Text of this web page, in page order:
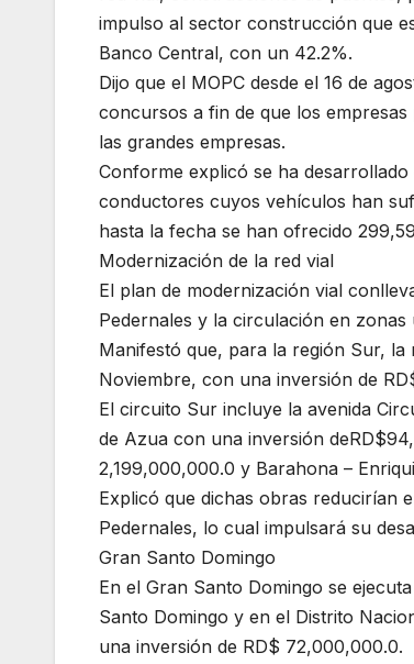
impulso al sector construcción que
Banco Central, con un 42.2%.
Dijo que el MOPC desde el 16 de
concursos a fin de que los
las grandes empresas.
Conforme explicó se ha
conductores cuyos vehículos han
hasta la fecha se han ofrecido
Modernización de la red vial
El plan de modernización vial
Pedernales y la circulación en
Manifestó que, para la región Sur,
Noviembre, con una inversión de
El circuito Sur incluye la avenida
de Azua con una inversión
2,199,000,000.0 y Barahona –
Explicó que dichas obras reducirían
Pedernales, lo cual impulsará su
Gran Santo Domingo
En el Gran Santo Domingo se
Santo Domingo y en el Distrito
una inversión de RD$ 72,000,000.0.